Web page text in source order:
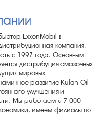
ExxonMobil в
компания,
с 1997 года. Основным
дистрибуция смазочных
мировых
развитие Kulan Oil
улучшения и
Мы работаем с 7 000
имеем филиалы по